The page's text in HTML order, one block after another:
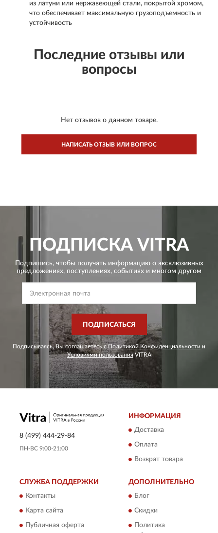
из латуни или нержавеющей стали, покрытой хромом,
что обеспечивает максимальную грузоподъемность и
устойчивость
Последние отзывы или
вопросы
Нет отзывов о данном товаре.
НАПИСАТЬ ОТЗЫВ ИЛИ ВОПРОС
ПОДПИСКА VITRA
Подпишись, чтобы получать информацию о эксклюзивных
предложениях, поступлениях, событиях и многом другом
ПОДПИСАТЬСЯ
Подписываясь, Вы соглашаетесь сПолитикой Конфиденциальности и
Условиями пользованияVITRA
8 (499) 444-29-84
ПН-ВС 9:00-21:00
ИНФОРМАЦИЯ
Доставка
Оплата
Возврат товара
СЛУЖБА ПОДДЕРЖКИ
Контакты
Карта сайта
Публичная оферта
ДОПОЛНИТЕЛЬНО
Блог
Скидки
Политика